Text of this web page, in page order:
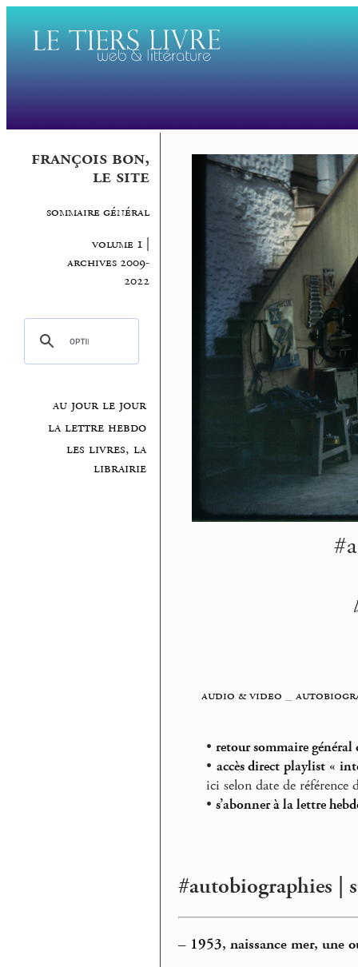
françois bon,
le site
sommaire général
volume 1 |
archives 2009-
2022
au jour le jour
la lettre hebdo
les livres, la
librairie
audio & video
• retour sommaire général
• accès direct playlist «
ici selon date de référence
• s’abonner à la lettre
#autobiographies |
– 1953, naissance mer, une